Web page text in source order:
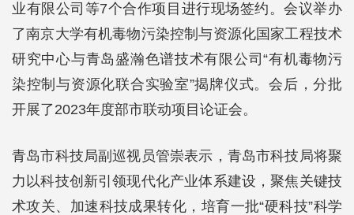
业有限公司等7个合作项目进行现场签约。会议举办
了南京大学有机毒物污染控制与资源化国家工程技术
研究中心与青岛盛瀚色谱技术有限公司“有机毒物污
染控制与资源化联合实验室”揭牌仪式。会后，分批
开展了2023年度部市联动项目论证会。
青岛市科技局副巡视员管崇表示，青岛市科技局将聚
力以科技创新引领现代化产业体系建设，聚焦关键技
术攻关、加速科技成果转化，培育一批“硬科技”科学